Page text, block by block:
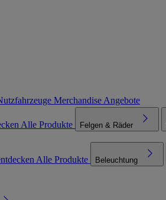
Merchandise Angebote
Alle Produkte Felgen & Räder
Alle Produkte Beleuchtung